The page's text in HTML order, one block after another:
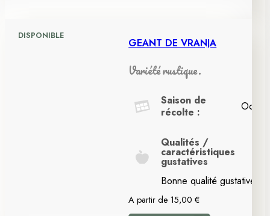
DISPONIBLE
GÉANT DE VRANJA
Variété rustique.
Saison de
récolte :
Qualités /
caractéristiques
gustatives
Bonne qualité gustative.
A partir de15,00€